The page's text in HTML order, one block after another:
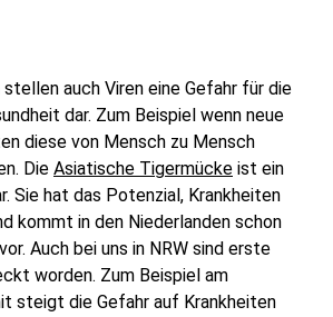
auch Viren eine Gefahr für die
dar. Zum Beispiel wenn neue
diese von Mensch zu Mensch
Die Asiatische Tigermücke ist ein
Sie hat das Potenzial, Krankheiten
kommt in den Niederlanden schon
Auch bei uns in NRW sind erste
worden. Zum Beispiel am
steigt die Gefahr auf Krankheiten